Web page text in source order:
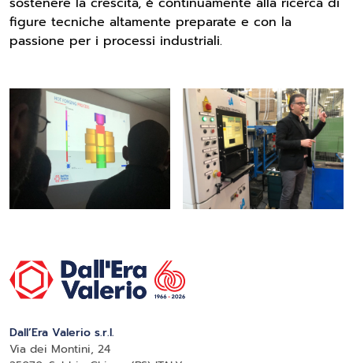
figure tecniche altamente preparate e con la
passione per i processi industriali.
Dall’Era Valerio s.r.l.
Via dei Montini, 24